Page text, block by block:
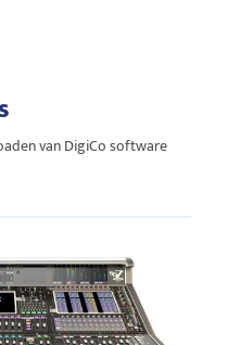
van DigiCo software